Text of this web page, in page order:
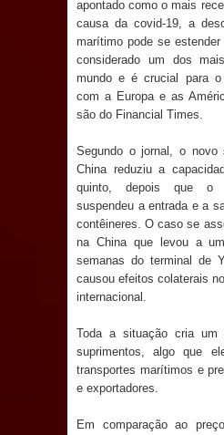
Democrático de
aborda de
jurídico
Confira!
Prefeitura de
campanha Julho
Caldas
e aquece
Santana
Saúde Bucal:
apontado como o mais
causa da covid-19, a
marítimo pode se
considerado um dos
mundo e é crucial para
com a Europa e as
são do Financial Times.
Segundo o jornal, o novo
China reduziu a
quinto, depois que o
suspendeu a entrada e a
contêineres. O caso se
na China que levou a
semanas do terminal de
causou efeitos colaterais
internacional.
Toda a situação cria um
suprimentos, algo que
transportes marítimos e
e exportadores.
Em comparação ao